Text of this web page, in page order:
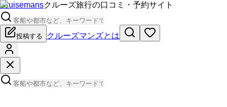
Cruisemansクルーズ旅行の口コミ・予約サイト
投稿する クルーズマンズとは